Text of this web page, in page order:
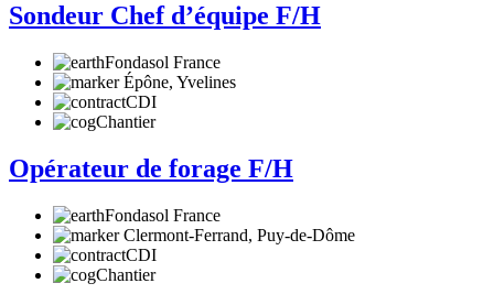
Sondeur Chef d’équipe F/H
Fondasol France
Épône, Yvelines
CDI
Chantier
Opérateur de forage F/H
Fondasol France
Clermont-Ferrand, Puy-de-Dôme
CDI
Chantier